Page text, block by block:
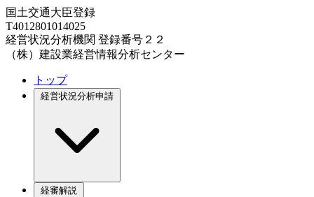
国土交通大臣登録
T4012801014025
経営状況分析機関 登録番号２２
（株）建設業経営情報分析センター
トップ
経営状況分析申請
経審解説